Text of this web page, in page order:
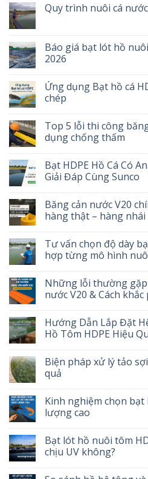
Quy trình nuôi cá
Báo giá bạt lót hồ
2026
Ứng dụng Bạt hồ cá
chép
Top 5 lỗi thi công
dụng chống thấm
Bạt HDPE Hồ Cá Có
Giải Đáp Cùng Sunco
Băng cản nước V20
hàng thật – hàng
Tư vấn chọn độ dày
hợp từng mô hình
Những lỗi thường
nước V20 & Cách
Hướng Dẫn Lắp Đặt
Hồ Tôm HDPE Hiệu
Biện pháp xử lý tảo
quả
Kinh nghiệm chọn
lượng cao
Bạt lót hồ nuôi tôm
chịu UV không?